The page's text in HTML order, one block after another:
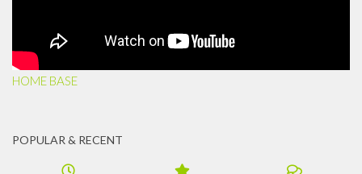
HOME BASE
POPULAR & RECENT